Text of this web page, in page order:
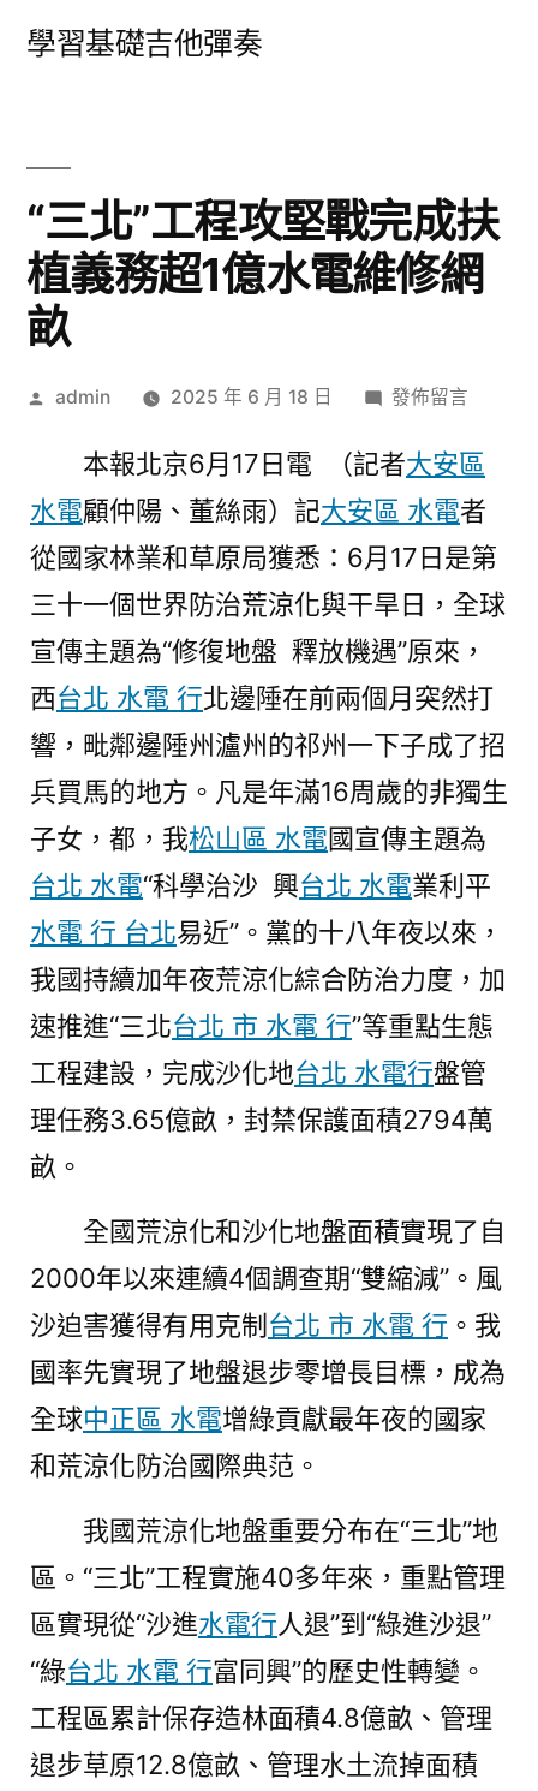
學習基礎吉他彈奏
“三北”工程攻堅戰完成扶
植義務超1億水電維修網
畝
作
admin 2025 年 6 月 18 日
在
北”
工
程
攻
堅
完
成
扶
植
義
務
1
億
水
維
修
網
畝〉
發佈留言
本報北京6月17日電 （記者大安區
水電顧仲陽、董絲雨）記大安區 水電者
從國家林業和草原局獲悉：6月17日是第
三十一個世界防治荒涼化與干旱日，全球
宣傳主題為“修復地盤 釋放機遇”原來，
西台北 水電 行北邊陲在前兩個月突然打
響，毗鄰邊陲州瀘州的祁州一下子成了招
兵買馬的地方。凡是年滿16周歲的非獨生
子女，都，我松山區 水電國宣傳主題為
台北 水電“科學治沙 興台北 水電業利平
水電 行 台北易近”。黨的十八年夜以來，
我國持續加年夜荒涼化綜合防治力度，加
速推進“三北台北 市 水電 行”等重點生態
工程建設，完成沙化地台北 水電行盤管
理任務3.65億畝，封禁保護面積2794萬
畝。
全國荒涼化和沙化地盤面積實現了自
2000年以來連續4個調查期“雙縮減”。風
沙迫害獲得有用克制 台北 市 水電 行 。我
國率先實現了地盤退步零增長目標，成為
全球中正區 水電增綠貢獻最年夜的國家
和荒涼化防治國際典范。
我國荒涼化地盤重要分布在“三北”地
區。“三北”工程實施40多年來，重點管理
區實現從“沙進水電行人退”到“綠進沙退”
“綠台北 水電 行富同興”的歷史性轉變。
工程區累計保存造林面積4.8億畝、管理
退步草原12.8億畝、管理水土流掉面積